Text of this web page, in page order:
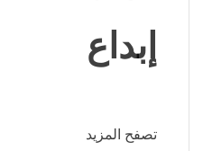
إبداع
تصفح المزيد